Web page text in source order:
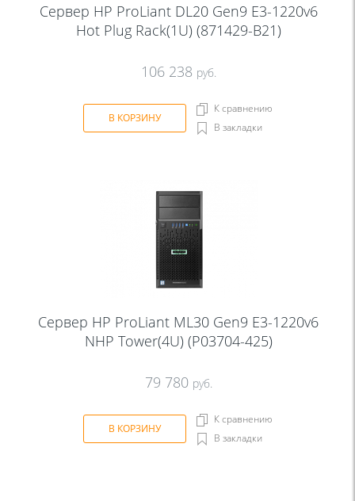
Сервер HP ProLiant DL20 Gen9 E3-1220v6
Hot Plug Rack(1U) (871429-B21)
106 238 руб.
В КОРЗИНУ
К сравнению
В закладки
Сервер HP ProLiant ML30 Gen9 E3-1220v6
NHP Tower(4U) (P03704-425)
79 780 руб.
В КОРЗИНУ
К сравнению
В закладки